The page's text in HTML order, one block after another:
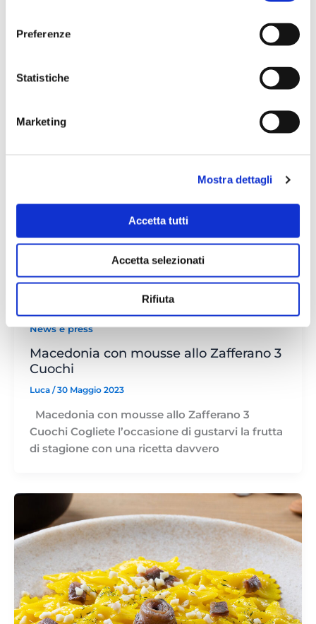
Preferenze
Statistiche
Marketing
Mostra dettagli
Accetta tutti
Accetta selezionati
Rifiuta
News e press
Macedonia con mousse allo Zafferano 3
Cuochi
Luca /30 Maggio 2023
Macedonia con mousse allo Zafferano 3
Cuochi Cogliete l’occasione di gustarvi la frutta
di stagione con una ricetta davvero